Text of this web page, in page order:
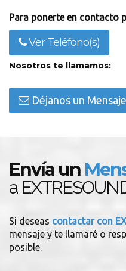
Para ponerte en contacto
Ver Teléfono(s)
Nosotros te llamamos:
Déjanos un Mensaje
Envía un
a
Si deseas contactar con
mensaje y te llamaré o
posible.